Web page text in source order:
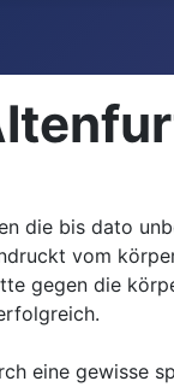
die bis dato
vom
gegen die
eine gewisse